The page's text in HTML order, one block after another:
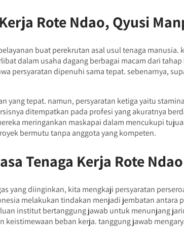
Rote Ndao, Qyusi
buat perekrutan asal usul tenaga
dalam usaha dagang berbagai macam dari
persyaratan dipenuhi sama tepat. sebenarnya,
yang tepat. namun, persyaratan ketiga yaitu
ditempatkan pada profesi yang akuratnya
meringankan maskapai dalam mencukupi
bermutu tanpa anggota yang kompeten.
Tenaga Kerja Rote Ndao
yang diinginkan, kita mengkaji persyaratan
melakukan tindakan menjadi jembatan
institut bertanggung jawab untuk menunjang
beban kerja. tanggung jawab